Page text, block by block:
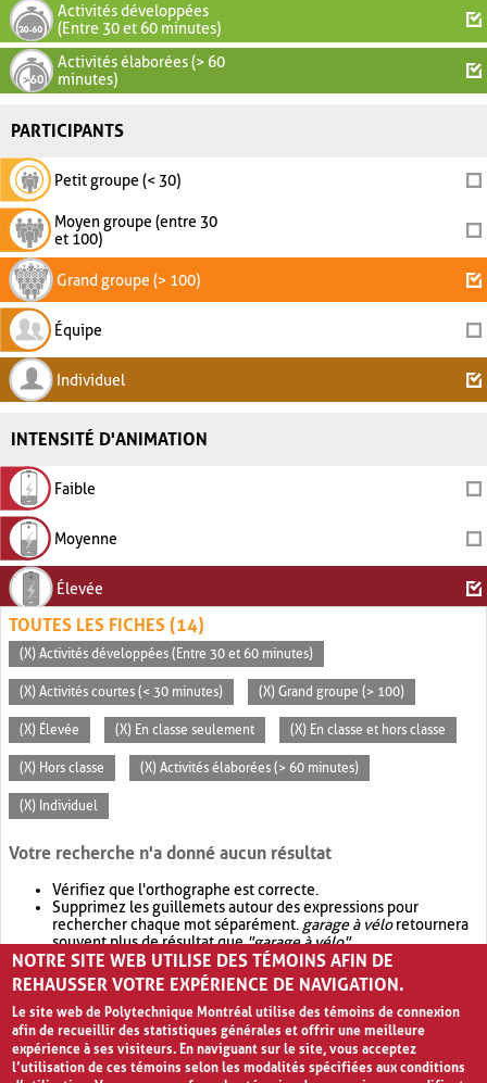
Activités développées
(Entre 30 et 60 minutes)
Activités élaborées (> 60
minutes)
PARTICIPANTS
Petit groupe (< 30)
Moyen groupe (entre 30
et 100)
Grand groupe (> 100)
Équipe
Individuel
INTENSITÉ D'ANIMATION
Faible
Moyenne
Élevée
TOUTES LES FICHES (14)
(X) Activités développées (Entre 30 et 60 minutes)
(X) Activités courtes (< 30 minutes) (X) Grand groupe (> 100)
(X) Élevée (X) En classe seulement (X) En classe et hors classe
(X) Hors classe (X) Activités élaborées (> 60 minutes)
(X) Individuel
Votre recherche n'a donné aucun résultat
Vérifiez que l'orthographe est correcte.
Supprimez les guillemets autour des expressions pour
rechercher chaque mot séparément. garage à véloretournera
souvent plus de résultat que"garage à vélo".
Envisagez d'élargir votre recherche avec OR.garage OR vélo
retournera souvent plus de résultat quegarage à vélo
NOTRE SITE WEB UTILISE DES TÉMOINS AFIN DE
REHAUSSER VOTRE EXPÉRIENCE DE NAVIGATION.
Le site web de Polytechnique Montréal utilise des témoins de connexion
afin de recueillir des statistiques générales et offrir une meilleure
expérience à ses visiteurs. En naviguant sur le site, vous acceptez
l’utilisation de ces témoins selon les modalités spécifiées aux conditions